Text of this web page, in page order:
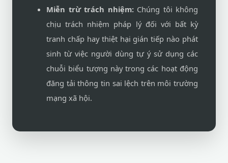
Miễn trừ trách nhiệm:Chúng tôi không
chịu trách nhiệm pháp lý đối với bất kỳ
tranh chấp hay thiệt hại gián tiếp nào phát
sinh từ việc người dùng tự ý sử dụng các
chuỗi biểu tượng này trong các hoạt động
đăng tải thông tin sai lệch trên môi trường
mạng xã hội.